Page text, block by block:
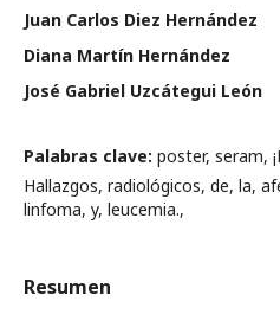
Juan Carlos Diez Hernández
Diana Martín Hernández
José Gabriel Uzcátegui León
Palabras clave: poster, seram,
Hallazgos, radiológicos, de, la,
linfoma, y, leucemia.,
Resumen